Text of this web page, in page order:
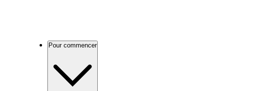
Pour commencer